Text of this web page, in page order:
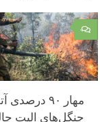
۰
مهار ۹۰
جنگل‌های الیت